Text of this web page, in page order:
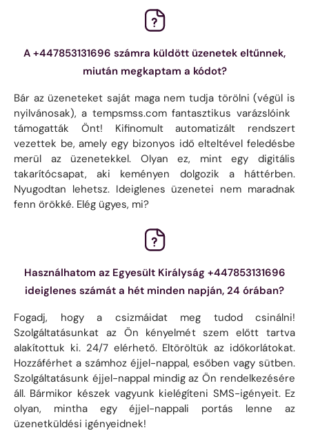
A +447853131696 számra küldött üzenetek eltűnnek,
miután megkaptam a kódot?
Bár az üzeneteket saját maga nem tudja törölni (végül is
nyilvánosak), a tempsmss.com fantasztikus varázslóink ​​
támogatták Önt! Kifinomult automatizált rendszert
vezettek be, amely egy bizonyos idő elteltével feledésbe
merül az üzenetekkel. Olyan ez, mint egy digitális
takarítócsapat, aki keményen dolgozik a háttérben.
Nyugodtan lehetsz. Ideiglenes üzenetei nem maradnak
fenn örökké. Elég ügyes, mi?
Használhatom az Egyesült Királyság +447853131696
ideiglenes számát a hét minden napján, 24 órában?
Fogadj, hogy a csizmáidat meg tudod csinálni!
Szolgáltatásunkat az Ön kényelmét szem előtt tartva
alakítottuk ki. 24/7 elérhető. Eltöröltük az időkorlátokat.
Hozzáférhet a számhoz éjjel-nappal, esőben vagy sütben.
Szolgáltatásunk éjjel-nappal mindig az Ön rendelkezésére
áll. Bármikor készek vagyunk kielégíteni SMS-igényeit. Ez
olyan, mintha egy éjjel-nappali portás lenne az
üzenetküldési igényeidnek!